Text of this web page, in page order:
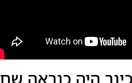
היה כנראה שם